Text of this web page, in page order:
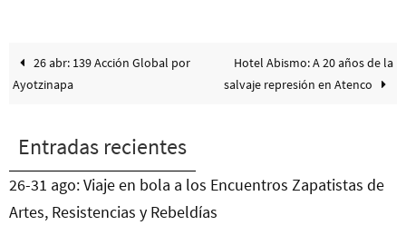
26 abr: 139 Acción Global por
Ayotzinapa
Hotel Abismo: A 20 años de la
salvaje represión en Atenco
Entradas recientes
26-31 ago: Viaje en bola a los Encuentros Zapatistas de
Artes, Resistencias y Rebeldías